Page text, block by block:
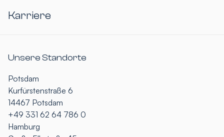
Karriere
Unsere Standorte
Potsdam
Kurfürstenstraße 6
14467 Potsdam
+49 331 62 64 786 0
Hamburg